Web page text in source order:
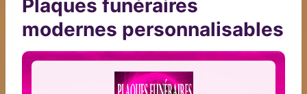
Plaques funéraires
modernes personnalisables